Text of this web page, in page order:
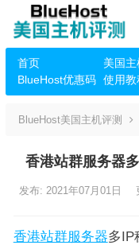
首页 美国主
BlueHost优惠码
使用教
BlueHost美国主机评测
香港站群服务器
发布: 2021年07月01日
香港站群服务器多IP